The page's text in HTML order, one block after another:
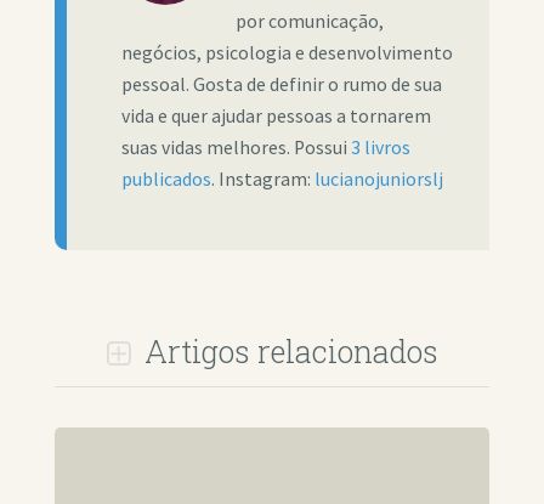
por comunicação,
negócios, psicologia e desenvolvimento
pessoal. Gosta de definir o rumo de sua
vida e quer ajudar pessoas a tornarem
suas vidas melhores. Possui 3 livros
publicados. Instagram: lucianojuniorslj
Artigos relacionados